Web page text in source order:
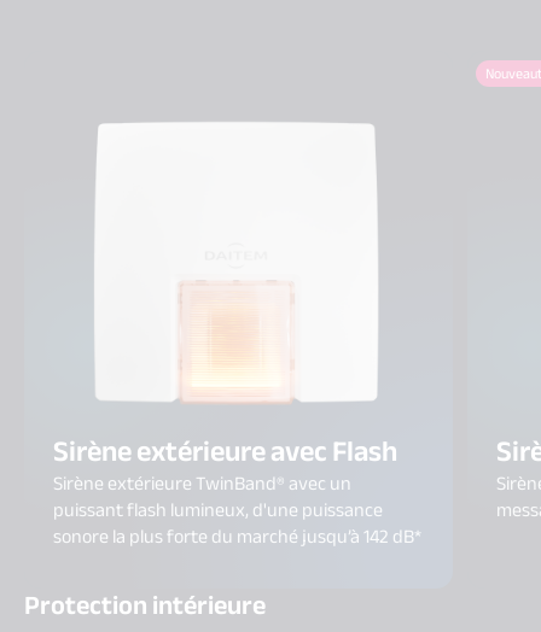
Sirène extérieure avec Flash
Sirène extérieure TwinBand® avec un
puissant flash lumineux, d'une puissance
sonore la plus forte du marché jusqu’à 142 dB*
Protection intérieure